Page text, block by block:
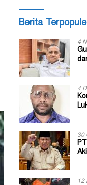
Berita
4
4
30
12